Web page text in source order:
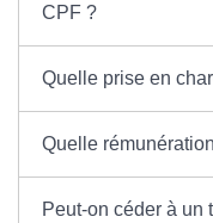
CPF ?
Quelle prise en
Quelle
Peut-on céder à un